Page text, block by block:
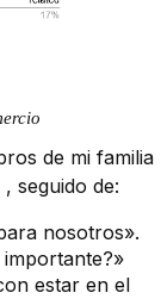
de mi familia
seguido de:
nosotros».
estar en el